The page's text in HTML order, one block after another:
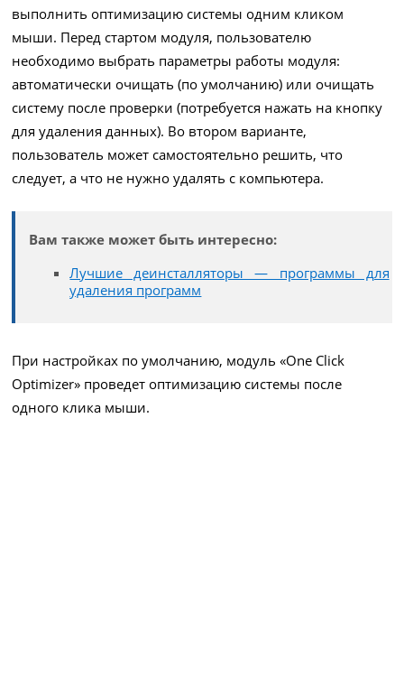
выполнить оптимизацию системы одним кликом
мыши. Перед стартом модуля, пользователю
необходимо выбрать параметры работы модуля:
автоматически очищать (по умолчанию) или очищать
систему после проверки (потребуется нажать на кнопку
для удаления данных). Во втором варианте,
пользователь может самостоятельно решить, что
следует, а что не нужно удалять с компьютера.
Вам также может быть интересно:
Лучшие деинсталляторы — программы для
удаления программ
При настройках по умолчанию, модуль «One Click
Optimizer» проведет оптимизацию системы после
одного клика мыши.